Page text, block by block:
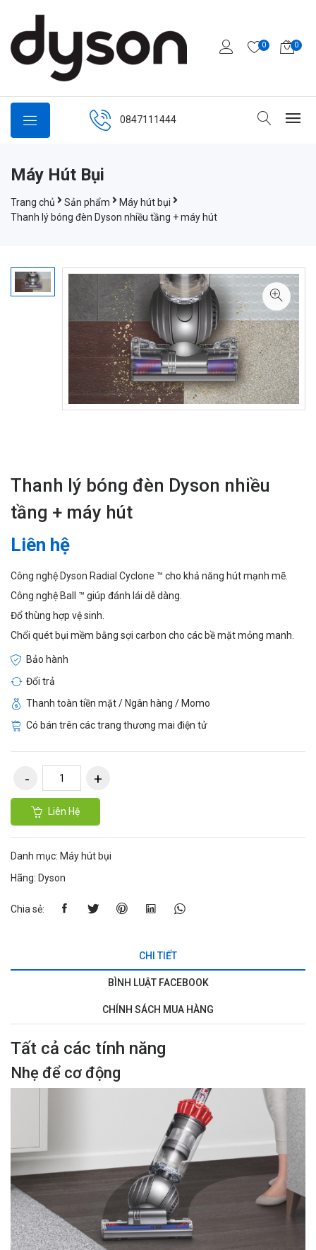
0 0
0847111444
Máy Hút Bụi
Trang chủ Sản phẩm
Máy hút bụi
Thanh lý bóng đèn Dyson nhiều tầng + máy hút
Thanh lý bóng đèn Dyson nhiều
tầng + máy hút
Liên hệ
Công nghệ Dyson Radial Cyclone ™ cho khả năng hút mạnh mẽ.
Công nghệ Ball ™ giúp đánh lái dễ dàng.
Đổ thùng hợp vệ sinh.
Chổi quét bụi mềm bằng sợi carbon cho các bề mặt mỏng manh.
Bảo hành
Đổi trả
Thanh toàn tiền mặt / Ngân hàng / Momo
Có bán trên các trang thương mai điện tử
Liên Hệ
Danh mục: Máy hút bụi
Hãng: Dyson
Chia sẻ:
CHI TIẾT
BÌNH LUẬT FACEBOOK
CHÍNH SÁCH MUA HÀNG
Tất cả các tính năng
Nhẹ để cơ động